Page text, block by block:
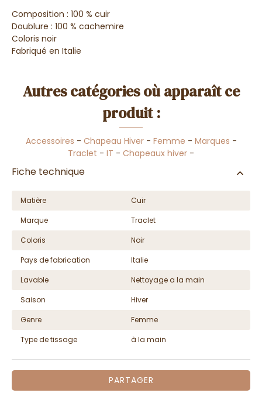
Composition : 100 % cuir
Doublure : 100 % cachemire
Coloris noir
Fabriqué en Italie
Autres catégories où apparaît ce
produit :
Accessoires - Chapeau Hiver- Femme - Marques -
Traclet - IT - Chapeaux hiver -
Fiche technique
Matière
Cuir
Marque
Traclet
Coloris
Noir
Pays de fabrication
Italie
Lavable
Nettoyage a la main
Saison
Hiver
Genre
Femme
Type de tissage
à la main
PARTAGER